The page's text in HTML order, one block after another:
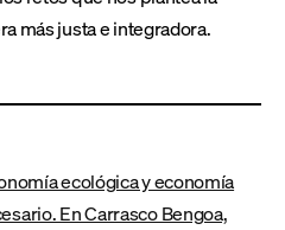
más justa e integradora.
ecológica y economía
En Carrasco Bengoa,